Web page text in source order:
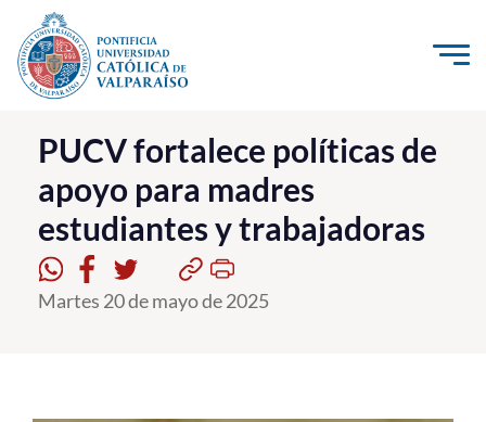
Click acá para ir directamente al contenido
La Universidad
Investigación, Creación e Innovación
PUCV Internacional
Vinculación con el Medio
PUCV fortalece políticas de
apoyo para madres
estudiantes y trabajadoras
Martes 20 de mayo de 2025